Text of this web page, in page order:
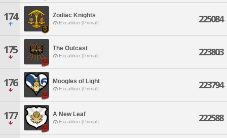
174 Zodiac Knights
Excalibur [Primal] 225084
175 The Outcast
Excalibur [Primal] 223803
176 Moogles of Light
Excalibur [Primal] 223794
177 A New Leaf
Excalibur [Primal] 222588